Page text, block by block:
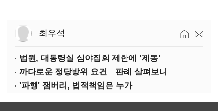
최우석
법원, 대통령실 심야집회 제한에 ‘제동’
까다로운 정당방위 요건…판례 살펴보니
'파행' 잼버리, 법적책임은 누가